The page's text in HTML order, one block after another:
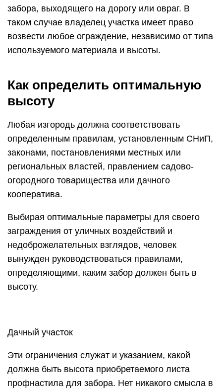
забора, выходящего на дорогу или овраг. В
таком случае владелец участка имеет право
возвести любое ограждение, независимо от типа
используемого материала и высоты.
Как определить оптимальную
высоту
Любая изгородь должна соответствовать
определенным правилам, установленным СНиП,
законами, постановлениями местных или
региональных властей, правлением садово-
огородного товарищества или дачного
кооператива.
Выбирая оптимальные параметры для своего
заграждения от уличных воздействий и
недоброжелательных взглядов, человек
вынужден руководствоваться правилами,
определяющими, каким забор должен быть в
высоту.
Дачный участок
Эти ограничения служат и указанием, какой
должна быть высота приобретаемого листа
профнастила для забора. Нет никакого смысла в